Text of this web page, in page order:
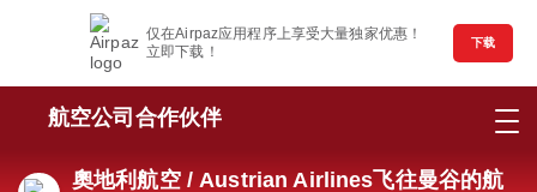
仅在Airpaz应用程序上享受大量独家优惠！
立即下载！
下载
航空公司合作伙伴
奧地利航空 / Austrian Airlines飞往曼谷的航